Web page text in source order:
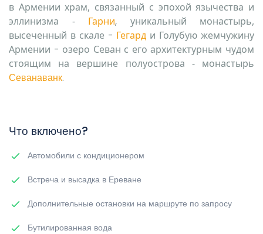
в Армении храм, связанный с эпохой язычества и
эллинизма - Гарни, уникальный монастырь,
высеченный в скале- Гегард и Голубую жемчужину
Армении - озеро Севан с его архитектурным чудом
стоящим на вершине полуострова - монастырь
Севанаванк.
Что включено?
Автомобили с кондиционером
Встреча и высадка в Ереване
Дополнительные остановки на маршруте по запросу
Бутилированная вода